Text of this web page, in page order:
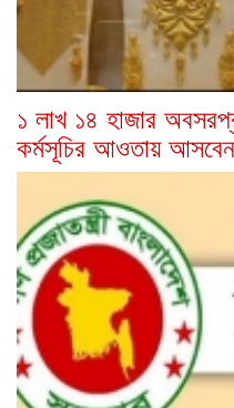
১ লাখ ১৪ হাজার
কর্মসূচির আওতায় আসবেন